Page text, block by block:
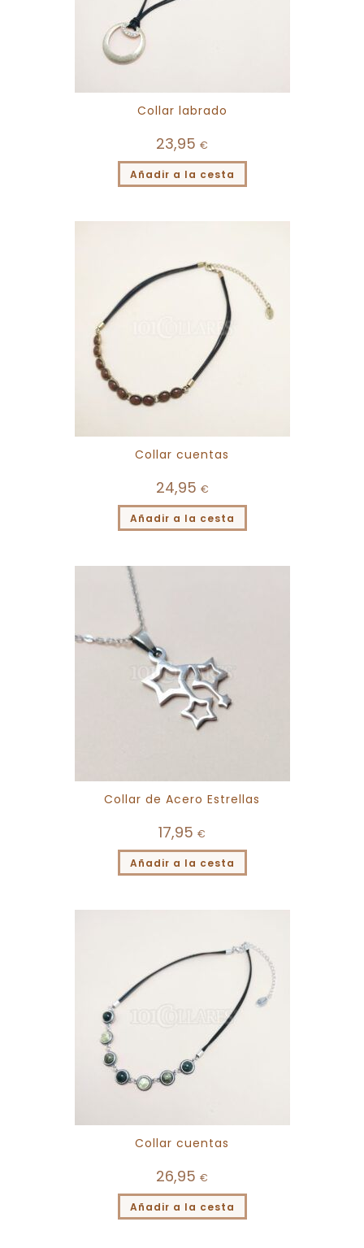
Collar labrado
23,95 €
Añadir a la cesta
Collar cuentas
24,95 €
Añadir a la cesta
Collar de Acero Estrellas
17,95 €
Añadir a la cesta
Collar cuentas
26,95 €
Añadir a la cesta